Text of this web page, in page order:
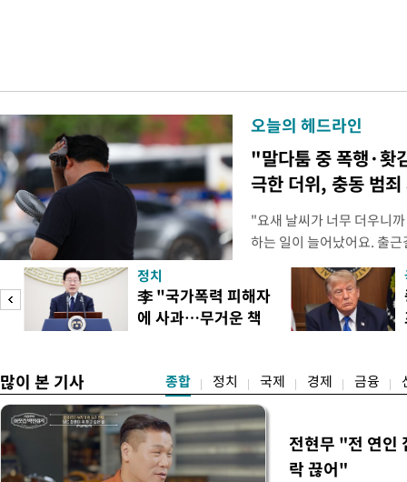
오늘의 헤드라인
"말다툼 중 폭행·홧
극한 더위, 충동 범
"요새 날씨가 너무 더우니
하는 일이 늘어났어요. 출
거나, 누가 길을 막고 서
(40대 직장인 A씨) 유례없
에도 쉽게 짜증을 내거나
있다. 높은 기온과 습도가
정치
李 "국가폭력 피해자
에 사과…무거운 책
많이 본 기사 종합 정치 국제 경제 금융
전현무 "전 연인
락 끊어"